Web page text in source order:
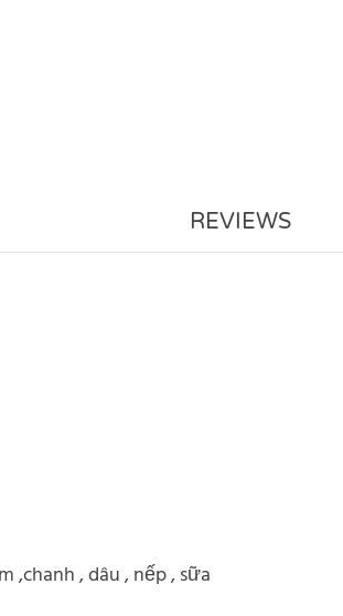
REVIEWS
,chanh , dâu , nếp , sữa